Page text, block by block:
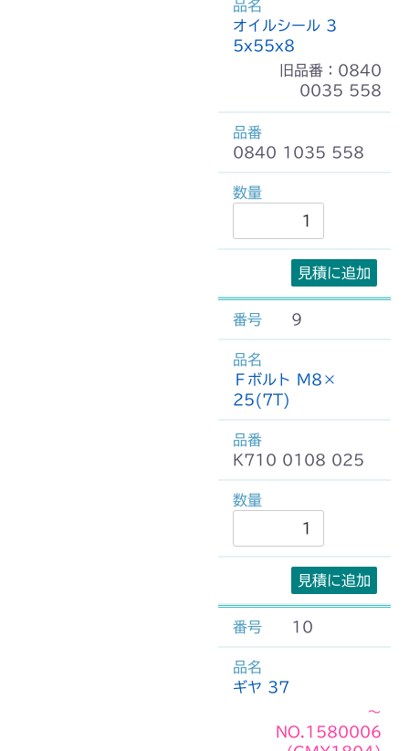
オイルシール 3
5x55x8
旧品番：0840
0035 558
0840 1035 558
見積に追加
9
Ｆボルト M8×
25(7T)
K710 0108 025
見積に追加
10
ギヤ 37
～
NO.1580006